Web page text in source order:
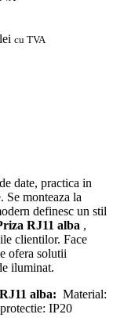
lei cu TVA
date, practica in
Se monteaza la
definesc un stil
RJ11 alba ,
clientilor. Face
ofera solutii
iluminat.
alba: Material:
IP20